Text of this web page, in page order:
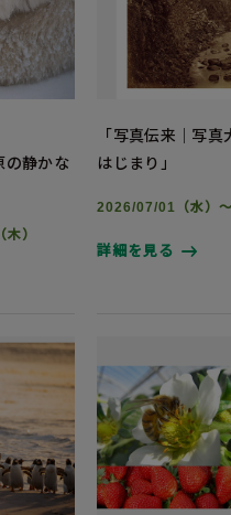
の静かな
）
「写真伝来｜写
はじまり」
2026/07/01（水）
詳細を見る